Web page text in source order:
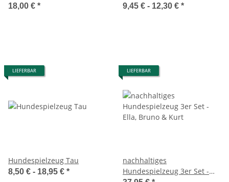
18,00 € * 9,45 € - 12,30 € *
LIEFERBAR
Hundespielzeug Tau
8,50 € - 18,95 € *
LIEFERBAR
nachhaltiges
Hundespielzeug 3er Set -